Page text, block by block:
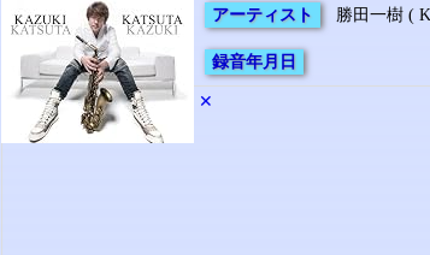
アーティスト 勝田一樹 (
録音年月日
✕